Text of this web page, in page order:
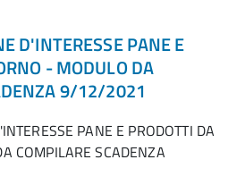
D'INTERESSE PANE E
- MODULO DA
9/12/2021
PANE E PRODOTTI DA
COMPILARE SCADENZA